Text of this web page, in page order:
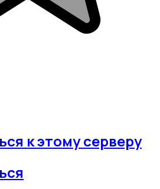
к этому серверу